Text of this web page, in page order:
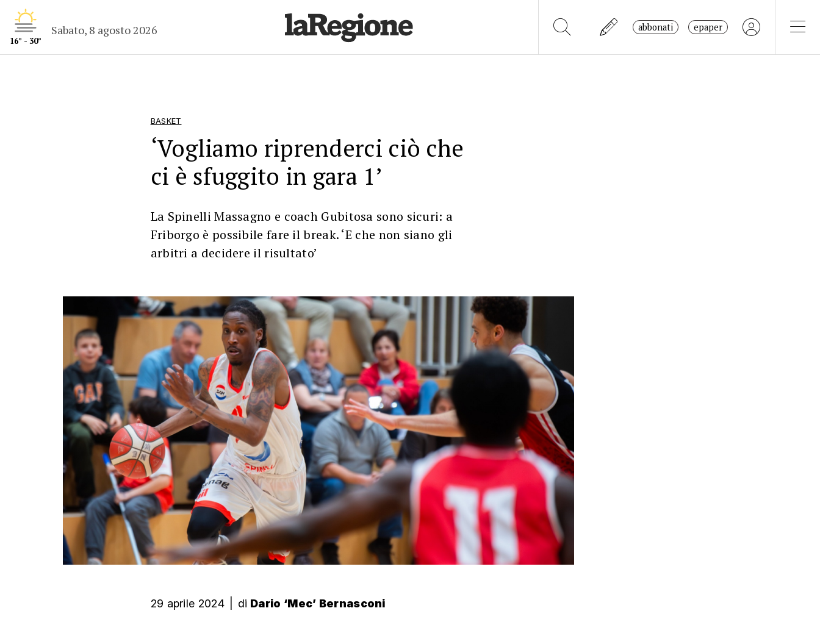
16° - 30°
Sabato, 8 agosto 2026 abbonati epaper
BASKET
‘Vogliamo riprenderci ciò che
ci è sfuggito in gara 1’
La Spinelli Massagno e coach Gubitosa sono sicuri: a
Friborgo è possibile fare il break. ‘E che non siano gli
arbitri a decidere il risultato’
29 aprile 2024 di Dario ‘Mec’ Bernasconi